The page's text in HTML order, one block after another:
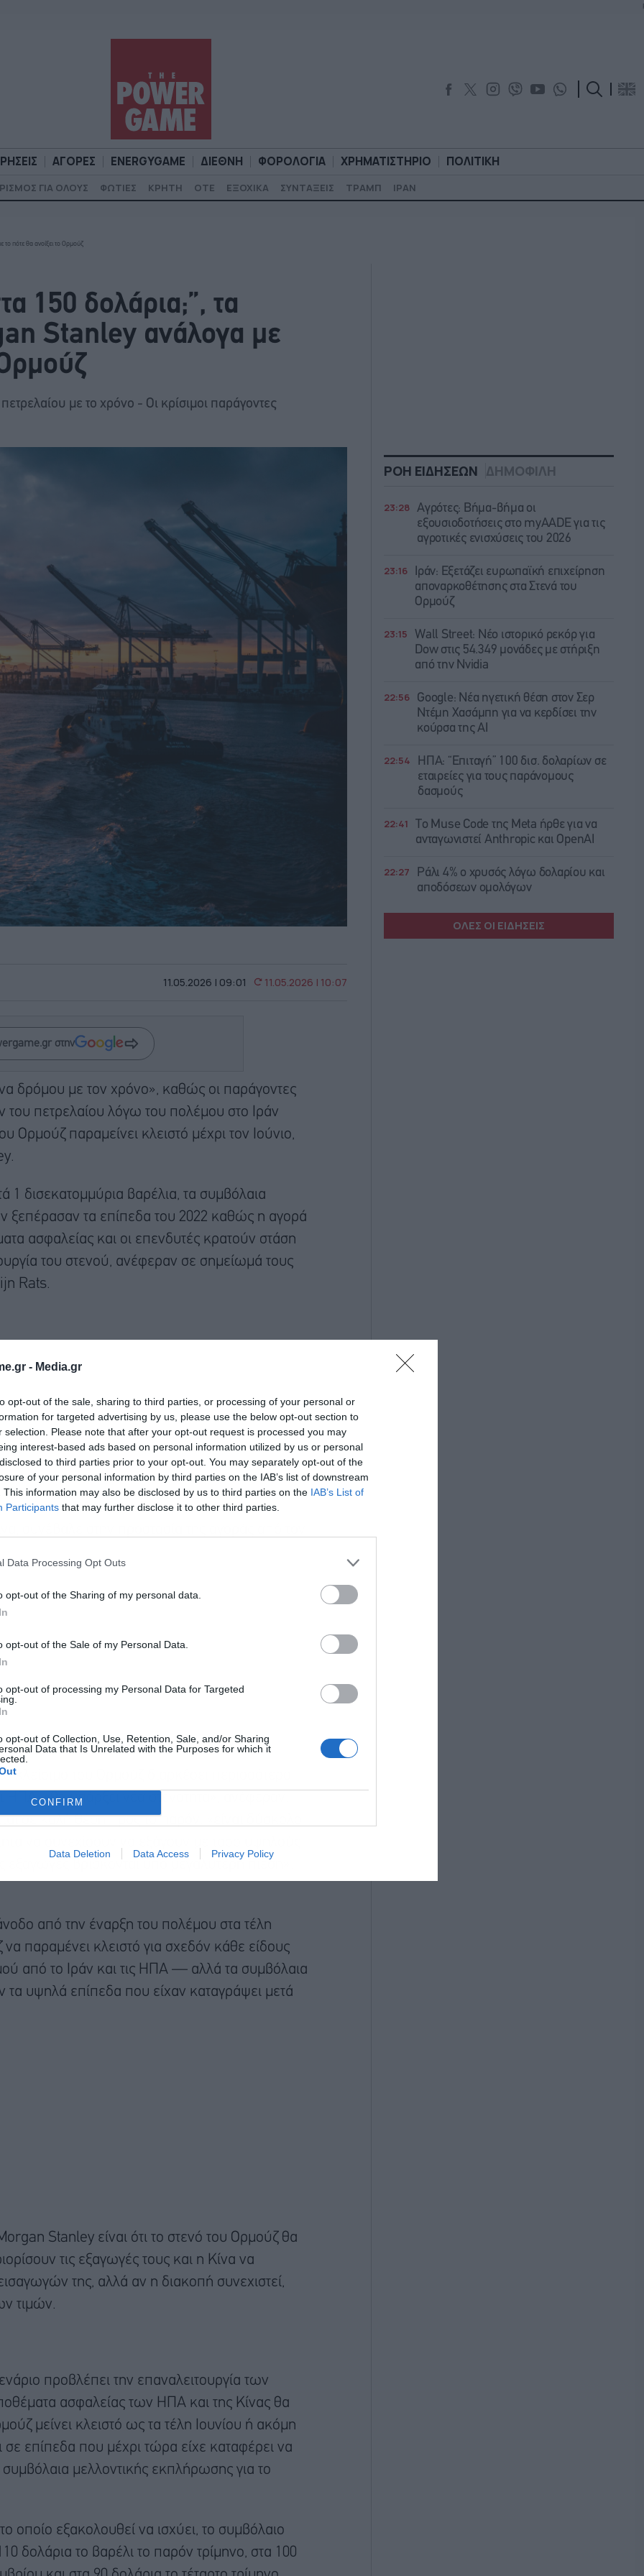
- Media.gr
opt-out of the sale, sharing to third parties, or processing of your personal or
for targeted advertising by us, please use the below opt-out section to
selection. Please note that after your opt-out request is processed you may
interest-based ads based on personal information utilized by us or personal
to third parties prior to your opt-out. You may separately opt-out of the
of your personal information by third parties on the IAB’s list of downstream
This information may also be disclosed by us to third parties on the IAB’s List of
Participants that may further disclose it to other third parties.
Data Processing Opt Outs
opt-out of the Sharing of my personal data.
opt-out of the Sale of my Personal Data.
opt-out of processing my Personal Data for Targeted
opt-out of Collection, Use, Retention, Sale, and/or Sharing
Data that Is Unrelated with the Purposes for which it
CONFIRM
Data Deletion Data Access Privacy Policy
ΑΓΟΡΕΣ ENERGYGAME ΔΙΕΘΝΗ ΦΟΡΟΛΟΓΙΑ ΧΡΗΜΑΤΙΣΤΗΡΙΟ ΠΟΛΙΤΙΚΗ
ΓΙΑ ΟΛΟΥΣ ΦΩΤΙΕΣ ΚΡΗΤΗ ΟΤΕ ΕΞΟΧΙΚΑ ΣΥΝΤΑΞΕΙΣ ΤΡΑΜΠ ΙΡΑΝ
ΕΠΙΧΕΙΡΗΣΕΙΣ
το πότε θα ανοίξει το Ορμούζ
150 δολάρια;”, τα
Stanley ανάλογα με
με το χρόνο - Οι κρίσιμοι παράγοντες
11.05.2026 | 09:01 11.05.2026 | 10:07
στην
δρόμου με τον χρόνο», καθώς οι παράγοντες
πετρελαίου λόγω του πολέμου στο Ιράν
Ορμούζ παραμείνει κλειστό μέχρι τον Ιούνιο,
1 δισεκατομμύρια βαρέλια, τα συμβόλαια
ξεπέρασαν τα επίπεδα του 2022 καθώς η αγορά
ασφαλείας και οι επενδυτές κρατούν στάση
του στενού, ανέφεραν σε σημείωμά τους
Rats.
από τις ΗΠΑ, σε συνδυασμό με την
συνέβαλε στην προστασία της αγοράς από τον
κλείσιμο του Ορμούζ διαρκέσει περισσότερο
«θα υπάρξει νέα στενότητα», ανέφεραν.
σε καλή θέση προς το παρόν, «είναι δύσκολο
να συνεχίσουν να εξάγουν με τόσο υψηλούς
εξαγωγές βρίσκονται υπό μεγαλύτερη πίεση»,
από την έναρξη του πολέμου στα τέλη
παραμένει κλειστό για σχεδόν κάθε είδους
από το Ιράν και τις ΗΠΑ — αλλά τα συμβόλαια
υψηλά επίπεδα που είχαν καταγράψει μετά
Stanley είναι ότι το στενό του Ορμούζ θα
τις εξαγωγές τους και η Κίνα να
της, αλλά αν η διακοπή συνεχιστεί,
τιμών.
προβλέπει την επαναλειτουργία των
ασφαλείας των ΗΠΑ και της Κίνας θα
μείνει κλειστό ως τα τέλη Ιουνίου ή ακόμη
σε επίπεδα που μέχρι τώρα είχε καταφέρει να
μελλοντικής εκπλήρωσης για το
οποίο εξακολουθεί να ισχύει, το συμβόλαιο
δολάρια το βαρέλι το παρόν τρίμηνο, στα 100
ΡΟΗ ΕΙΔΗΣΕΩΝ ΔΗΜΟΦΙΛΗ
23:28 Αγρότες: Βήμα-βήμα οι
εξουσιοδοτήσεις στο myAADE για τις
αγροτικές ενισχύσεις του 2026
23:16
Ιράν: Eξετάζει ευρωπαϊκή επιχείρηση
αποναρκοθέτησης στα Στενά του
Ορμούζ
23:15
Wall Street: Νέο ιστορικό ρεκόρ για
Dow στις 54.349 μονάδες με στήριξη
από την Nvidia
22:56
Google: Νέα ηγετική θέση στον Σερ
Ντέμη Χασάμπη για να κερδίσει την
κούρσα της ΑΙ
22:54
ΗΠΑ: “Επιταγή” 100 δισ. δολαρίων σε
εταιρείες για τους παράνομους
δασμούς
22:41
Το Muse Code της Meta ήρθε για να
ανταγωνιστεί Anthropic και OpenAI
22:27
Ράλι 4% ο χρυσός λόγω δολαρίου και
αποδόσεων ομολόγων
ΟΛΕΣ ΟΙ ΕΙΔΗΣΕΙΣ